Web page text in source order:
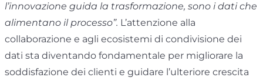
l’innovazione guida la trasformazione, sono i dati che
alimentano il processo”. L’attenzione alla
collaborazione e agli ecosistemi di condivisione dei
dati sta diventando fondamentale per migliorare la
soddisfazione dei clienti e guidare l’ulteriore crescita